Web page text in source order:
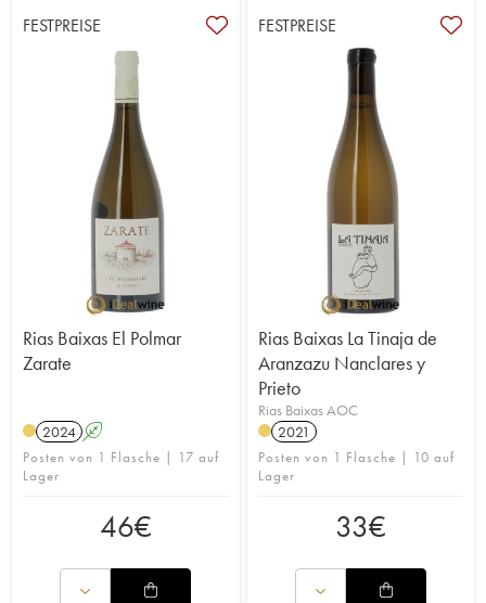
FESTPREISE
Rias Baixas El Polmar
Zarate
2024 A
Posten von 1 Flasche | 17 auf
Lager
46€
FESTPREISE
Rias Baixas La Tinaja de
Aranzazu Nanclares y
Prieto
Rias Baixas AOC
2021
Posten von 1 Flasche | 10 auf
Lager
33€